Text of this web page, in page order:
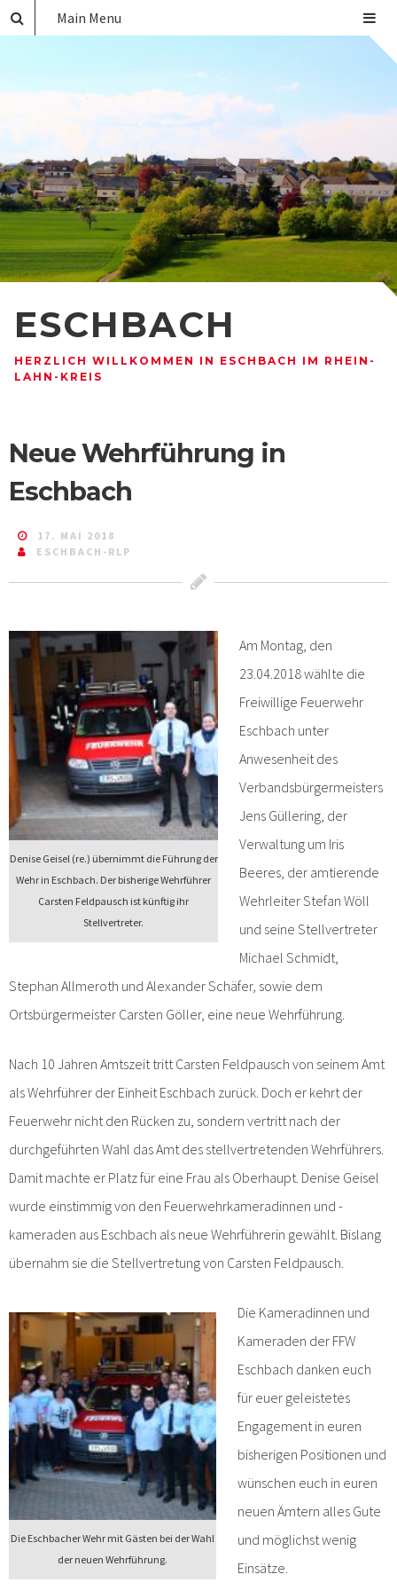
ESCHBACH
HERZLICH WILLKOMMEN IN ESCHBACH IM RHEIN-
LAHN-KREIS
Main Menu
Neue Wehrführung in
Eschbach
17. MAI 2018
ESCHBACH-RLP
Denise Geisel (re.) übernimmt die Führung der
Wehr in Eschbach. Der bisherige Wehrführer
Carsten Feldpausch ist künftig ihr
Stellvertreter.
Am Montag, den
23.04.2018 wählte die
Freiwillige Feuerwehr
Eschbach unter
Anwesenheit des
Verbandsbürgermeisters
Jens Güllering, der
Verwaltung um Iris
Beeres, der amtierende
Wehrleiter Stefan Wöll
und seine Stellvertreter
Michael Schmidt,
Stephan Allmeroth und Alexander Schäfer, sowie dem
Ortsbürgermeister Carsten Göller, eine neue Wehrführung.
Nach 10 Jahren Amtszeit tritt Carsten Feldpausch von seinem Amt
als Wehrführer der Einheit Eschbach zurück. Doch er kehrt der
Feuerwehr nicht den Rücken zu, sondern vertritt nach der
durchgeführten Wahl das Amt des stellvertretenden Wehrführers.
Damit machte er Platz für eine Frau als Oberhaupt. Denise Geisel
wurde einstimmig von den Feuerwehrkameradinnen und -
kameraden aus Eschbach als neue Wehrführerin gewählt. Bislang
übernahm sie die Stellvertretung von Carsten Feldpausch.
Die Eschbacher Wehr mit Gästen bei der Wahl
der neuen Wehrführung.
Die Kameradinnen und
Kameraden der FFW
Eschbach danken euch
für euer geleistetes
Engagement in euren
bisherigen Positionen und
wünschen euch in euren
neuen Ämtern alles Gute
und möglichst wenig
Einsätze.